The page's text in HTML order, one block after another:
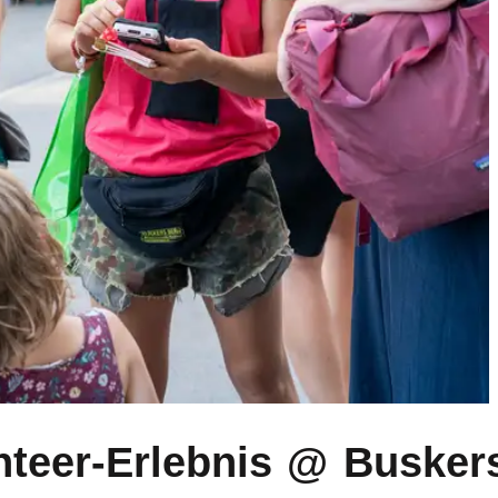
Erlebnis @